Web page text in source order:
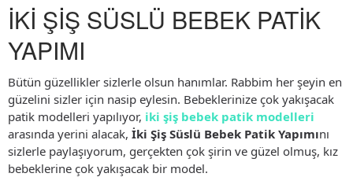
İKİ ŞİŞ SÜSLÜ BEBEK PATİK
YAPIMI
Bütün güzellikler sizlerle olsun hanımlar. Rabbim her şeyin en
güzelini sizler için nasip eylesin. Bebeklerinize çok yakışacak
patik modelleri yapılıyor, iki şiş bebek patik modelleri
arasında yerini alacak, İki Şiş Süslü Bebek Patik Yapımını
sizlerle paylaşıyorum, gerçekten çok şirin ve güzel olmuş, kız
bebeklerine çok yakışacak bir model.